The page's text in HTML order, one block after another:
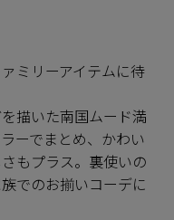
ミリーアイテムに待
描いた南国ムード満
ーでまとめ、かわい
もプラス。裏使いの
でのお揃いコーデに